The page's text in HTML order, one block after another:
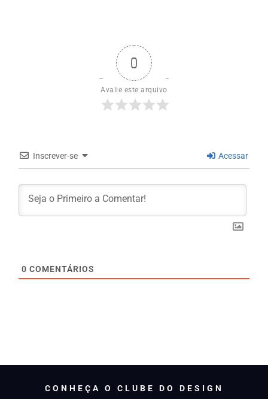
0
Avalie este arquivo
Inscrever-se Acessar
0 COMENTÁRIOS
CONHEÇA O CLUBE DO DESIGN